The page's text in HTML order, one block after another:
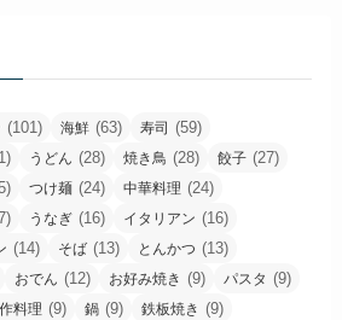
(101) 海鮮 (63) 寿司 (59)
うどん (28) 焼き鳥 (28) 餃子 (27)
つけ麺 (24) 中華料理 (24)
うなぎ (16) イタリアン (16)
(14) そば (13) とんかつ (13)
おでん (12) お好み焼き (9) パスタ (9)
料理 (9) 鍋 (9) 鉄板焼き (9)